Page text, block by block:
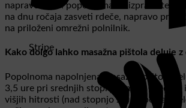
Stripe
naprave nikoli popolnoma ne izpraznite.
na dnu ročaja zasveti rdeče, napravo
na priloženi omrežni polnilnik.
Kako dolgo lahko masažna pištola deluje
Popolnoma napolnjena masažna pištola
3,5 ure pri srednjih stopnjah moči (med 10
višjih hitrosti (nad stopnjo 20) se bo čas